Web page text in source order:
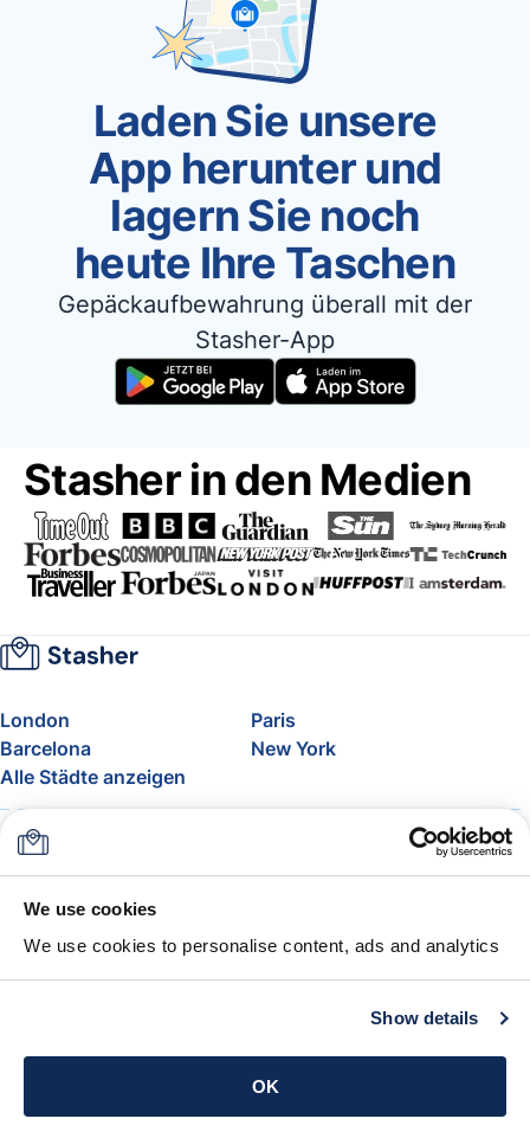
We use cookies
We use cookies to personalise content, ads and analytics
Show details
OK
Laden Sie unsere
App herunter und
lagern Sie noch
heute Ihre Taschen
Gepäckaufbewahrung überall mit der
Stasher-App
Stasher in den Medien
London
Paris
Barcelona
New York
Alle Städte anzeigen
Über uns
FAQ
Support
Blog
Freigepäck bei Airlines
Die Stasher-Garantie
AGB
App holen